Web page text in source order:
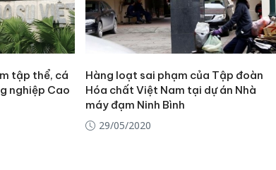
tập thể, cá
nghiệp Cao
Hàng loạt sai phạm của Tập đoàn
Hóa chất Việt Nam tại dự án Nhà
máy đạm Ninh Bình
29/05/2020